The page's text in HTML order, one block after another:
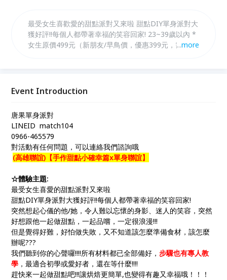
最受女生喜歡愛的甜點派對又來啦 甜點DIY單身派對大
獲好評!!每個人都帶著幸福的笑容回家! 23~39歲以內 *
女生原價499元（新朋友/早鳥價，優惠399元，需於活
...more
Event Introduction
唐果單身派對
LINEID match104
0966-465579
對活動有任何問題，可以連絡我們諮詢哦
(高雄聯誼)【手作甜點小確幸篇x單身聯誼】
☆體驗主題:
最受女生喜愛的甜點派對又來啦
甜點DIY單身派對大獲好評!!每個人都帶著幸福的笑容回家!
突然想起心儀的他/她，令人難以忘懷的身影、迷人的笑容，突然
好想跟他一起做甜點，一起品嚐，一定很浪漫!!!
但是覺得好難，好怕做失敗，又不知道該怎麼準備食材，該怎麼
辦呢???
我們聽到你的心聲囉!!!!所有材料都已全部備好，步驟也有專人教
學 ，最適合初學或愛好者，還在等什麼!!!!
趕快來一起做甜點吧!!!讓烘焙更簡單,也變得有趣又幸福哦！！！